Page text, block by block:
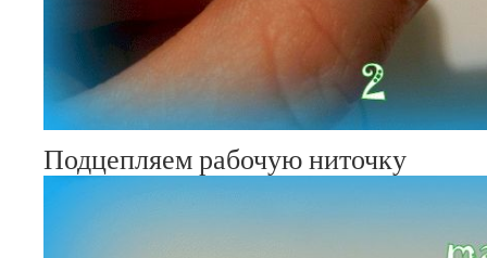
Подцепляем рабочую ниточку